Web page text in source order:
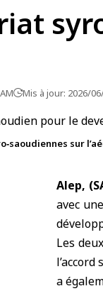
Mis à jour: 2026/
sur
Alep,
avec
Les
a